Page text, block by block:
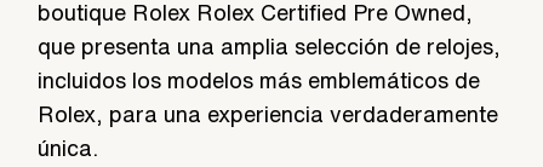
boutique Rolex Rolex Certified Pre Owned,
que presenta una amplia selección de relojes,
incluidos los modelos más emblemáticos de
Rolex, para una experiencia verdaderamente
única.